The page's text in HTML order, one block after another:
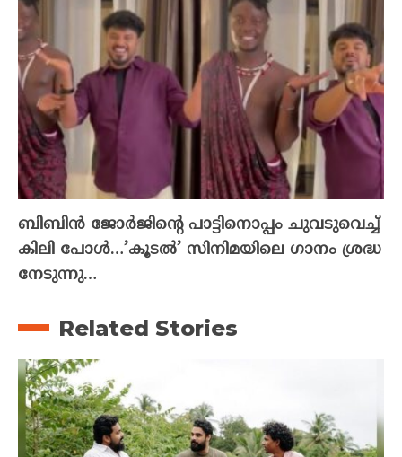
ബിബിൻ ജോർജിന്റെ പാട്ടിനൊപ്പം ചുവടുവെച്ച്
കിലി പോൾ…’കൂടൽ’ സിനിമയിലെ ഗാനം ശ്രദ്ധ
നേടുന്നു…
Related Stories